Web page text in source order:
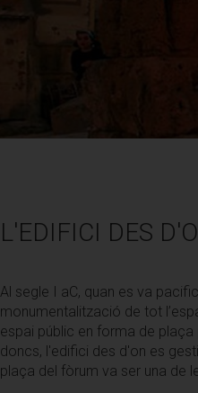
L'EDIFICI DES
Al segle I aC, quan es va
monumentalització de tot
espai públic en forma de
doncs, l'edifici des d'on es
plaça del fòrum va ser una de